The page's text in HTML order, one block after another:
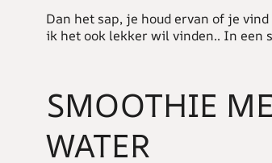
Dan het sap, je houd ervan of je
ik het ook lekker wil vinden.. In een
SMOOTHIE
WATER